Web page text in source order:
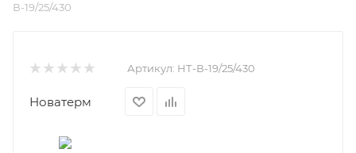
В-19/25/430
Артикул: НТ-В-19/25/430
Новатерм